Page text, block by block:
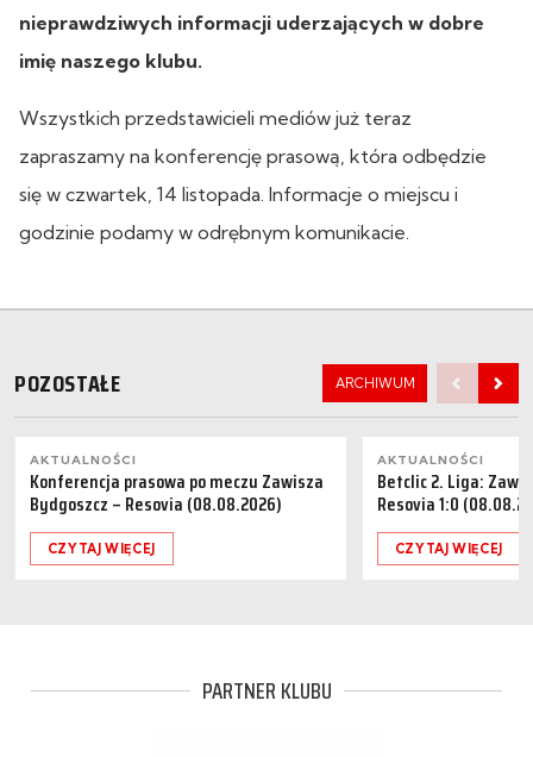
nieprawdziwych informacji uderzających w dobre
imię naszego klubu.
Wszystkich przedstawicieli mediów już teraz
zapraszamy na konferencję prasową, która odbędzie
się w czwartek, 14 listopada. Informacje o miejscu i
godzinie podamy w odrębnym komunikacie.
POZOSTAŁE ARCHIWUM
AKTUALNOŚCI
Konferencja prasowa po meczu Zawisza
Bydgoszcz – Resovia (08.08.2026)
CZYTAJ WIĘCEJ
AKTUALNOŚCI
Betclic 2. Liga:
Resovia 1:0
CZYTAJ WIĘCEJ
PARTNER KLUBU